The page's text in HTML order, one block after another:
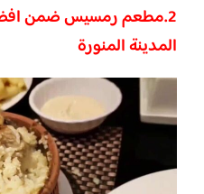
2.مطعم رمسيس ضمن
المدينة المنورة